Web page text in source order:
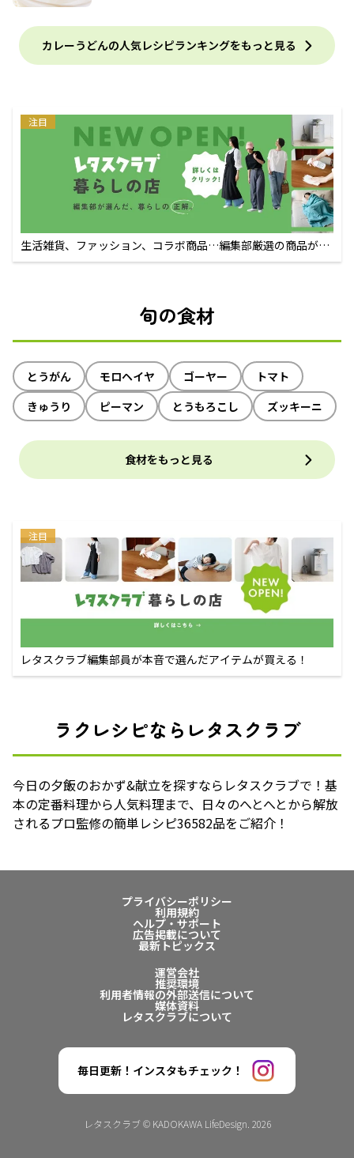
カレーうどんの人気レシピランキングをもっと見る
注目
生活雑貨、ファッション、コラボ商品…編集部厳選の商品が買
えるECサイト
旬の食材
とうがん モロヘイヤ ゴーヤー
トマト
きゅうり
ピーマン とうもろこし ズッキーニ
食材をもっと見る
注目
レタスクラブ編集部員が本音で選んだアイテムが買える！
ラクレシピならレタスクラブ
今日の夕飯のおかず&献立を探すならレタスクラブで！基
本の定番料理から人気料理まで、日々のへとへとから解放
されるプロ監修の簡単レシピ36582品をご紹介！
プライバシーポリシー
利用規約
ヘルプ・サポート
広告掲載について
最新トピックス
運営会社
推奨環境
利用者情報の外部送信について
媒体資料
レタスクラブについて
毎日更新！インスタもチェック！
レタスクラブ © KADOKAWA LifeDesign. 2026